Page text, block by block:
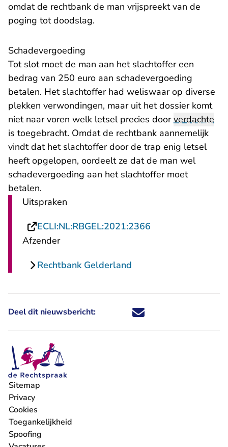
omdat de rechtbank de man vrijspreekt van de
poging tot doodslag.
Schadevergoeding
Tot slot moet de man aan het slachtoffer een
bedrag van 250 euro aan schadevergoeding
betalen. Het slachtoffer had weliswaar op diverse
plekken verwondingen, maar uit het dossier komt
niet naar voren welk letsel precies doorverdachte
is toegebracht. Omdat de rechtbank aannemelijk
vindt dat het slachtoffer door de trap enig letsel
heeft opgelopen, oordeelt ze dat de man wel
schadevergoeding aan het slachtoffer moet
betalen.
Uitspraken
ECLI:NL:RBGEL:2021:2366
Afzender
Rechtbank Gelderland
Deel dit nieuwsbericht: Deel dit nieuwsbericht via X -
Deel dit nieuwsbericht via
Deel dit nieuwsbericht
Deel dit
Sitemap
Privacy
Cookies
Toegankelijkheid
Spoofing